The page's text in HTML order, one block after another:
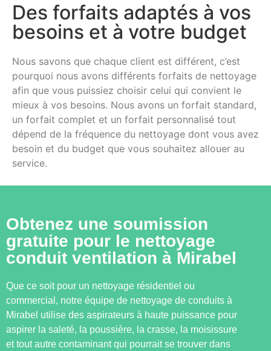
Des forfaits adaptés à vos
besoins et à votre budget
Nous savons que chaque client est différent, c’est
pourquoi nous avons différents forfaits de nettoyage
afin que vous puissiez choisir celui qui convient le
mieux à vos besoins. Nous avons un forfait standard,
un forfait complet et un forfait personnalisé tout
dépend de la fréquence du nettoyage dont vous avez
besoin et du budget que vous souhaitez allouer au
service.
Obtenez une soumission
gratuite pour le nettoyage
conduit ventilation à Mirabel
Que ce soit pour un nettoyage résidentiel ou
commercial, notre équipe de nettoyage de conduits à
Mirabel utilise des aspirateurs à haute puissance pour
aspirer la saleté, la poussière, la crasse, la moisissure
et tout autre contaminant qui pourrait se trouver dans